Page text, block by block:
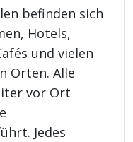
befinden sich
Hotels,
und vielen
Orten. Alle
vor Ort
Jedes